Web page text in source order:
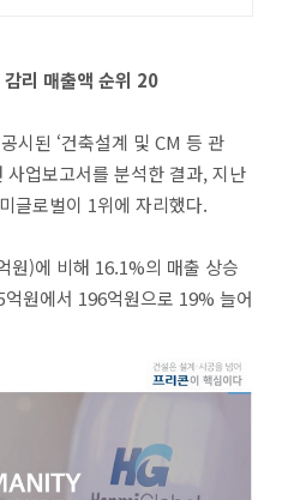
리 매출액 순위 20
시된 ‘건축설계 및 CM 등 관
사업보고서를 분석한 결과, 지난
글로벌이 1위에 자리했다.
원)에 비해 16.1%의 매출 상승
원에서 196억원으로 19% 늘어